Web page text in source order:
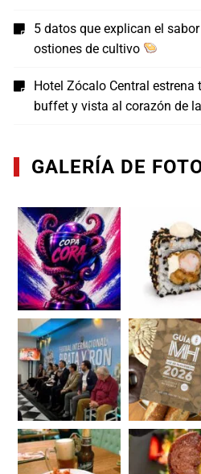
5 datos que explican el
ostiones de cultivo
Hotel Zócalo Central estrena
buffet y vista al corazón de
GALERÍA DE